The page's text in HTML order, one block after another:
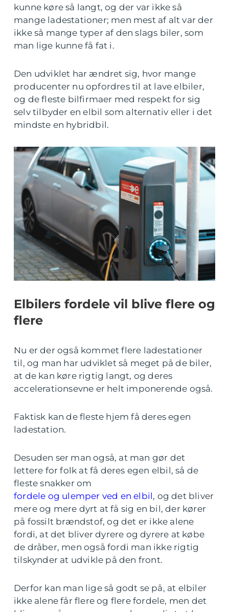
kunne køre så langt, og der var ikke så
mange ladestationer; men mest af alt var der
ikke så mange typer af den slags biler, som
man lige kunne få fat i.
Den udviklet har ændret sig, hvor mange
producenter nu opfordres til at lave elbiler,
og de fleste bilfirmaer med respekt for sig
selv tilbyder en elbil som alternativ eller i det
mindste en hybridbil.
Elbilers fordele vil blive flere og
flere
Nu er der også kommet flere ladestationer
til, og man har udviklet så meget på de biler,
at de kan køre rigtig langt, og deres
accelerationsevne er helt imponerende også.
Faktisk kan de fleste hjem få deres egen
ladestation.
Desuden ser man også, at man gør det
lettere for folk at få deres egen elbil, så de
fleste snakker om
fordele og ulemper ved en elbil, og det bliver
mere og mere dyrt at få sig en bil, der kører
på fossilt brændstof, og det er ikke alene
fordi, at det bliver dyrere og dyrere at købe
de dråber, men også fordi man ikke rigtig
tilskynder at udvikle på den front.
Derfor kan man lige så godt se på, at elbiler
ikke alene får flere og flere fordele, men det